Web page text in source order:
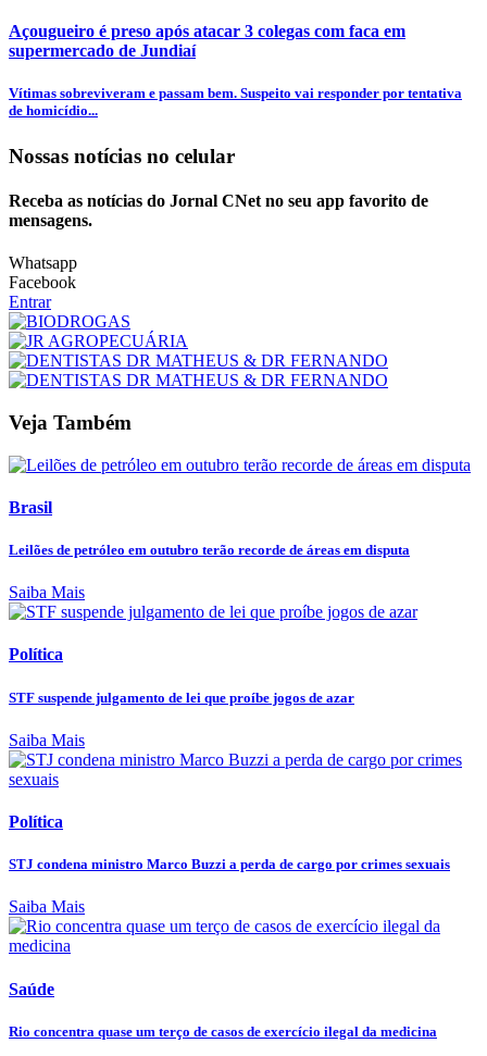
Açougueiro é preso após atacar 3 colegas com faca em
supermercado de Jundiaí
Vítimas sobreviveram e passam bem. Suspeito vai responder por tentativa
de homicídio...
Nossas notícias no celular
Receba as notícias do Jornal CNet no seu app favorito de
mensagens.
Whatsapp
Facebook
Entrar
Veja Também
Brasil
Leilões de petróleo em outubro terão recorde de áreas em disputa
Saiba Mais
Política
STF suspende julgamento de lei que proíbe jogos de azar
Saiba Mais
Política
STJ condena ministro Marco Buzzi a perda de cargo por crimes sexuais
Saiba Mais
Saúde
Rio concentra quase um terço de casos de exercício ilegal da medicina